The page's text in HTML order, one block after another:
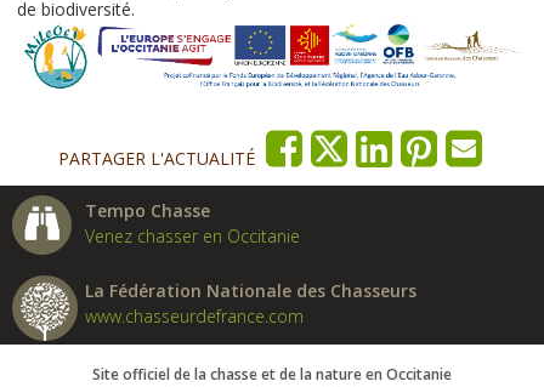
de biodiversité.
PARTAGER L'ACTUALITÉ
Tempo Chasse
Venez chasser en Occitanie
La Fédération Nationale des Chasseurs
www.chasseurdefrance.com
Site officiel de la chasse et de la nature en Occitanie